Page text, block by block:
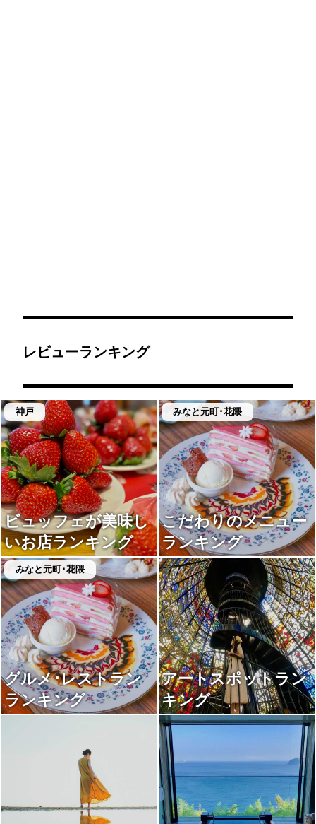
レビューランキング
神戸
ビュッフェが美味し
いお店ランキング
みなと元町･花隈
こだわりのメニュー
ランキング
みなと元町･花隈
グルメ･レストラン
ランキング
アートスポットラン
キング